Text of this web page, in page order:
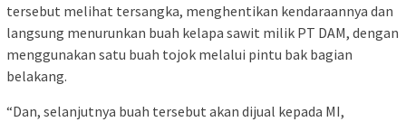
tersebut melihat tersangka, menghentikan kendaraannya dan
langsung menurunkan buah kelapa sawit milik PT DAM, dengan
menggunakan satu buah tojok melalui pintu bak bagian
belakang.
“Dan, selanjutnya buah tersebut akan dijual kepada MI,